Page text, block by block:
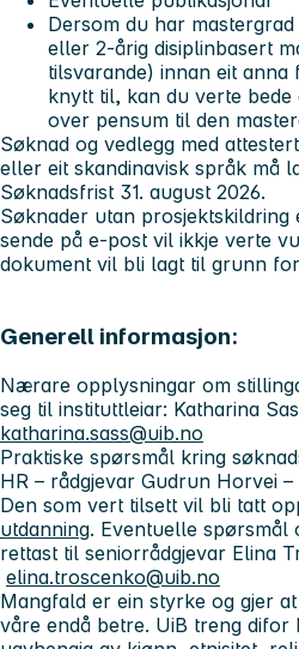
Dersom du har
eller 2-årig disiplinbasert
tilsvarande) innan eit
knytt til, kan du verte
over pensum til den
Søknad og vedlegg med
eller eit skandinavisk språk må
Søknadsfrist 31. august 2026.
Søknader utan
sende på e-post vil ikkje verte
dokument vil bli lagt til grunn
Generell informasjon:
Nærare opplysningar om
seg til instituttleiar: Katharina
katharina.sass@uib.no
Praktiske spørsmål kring
HR – rådgjevar Gudrun Horvei –
Den som vert tilsett vil bli tatt
utdanning. Eventuelle spørsmål
rettast til seniorrådgjevar Elina
elina.troscenko@uib.no
Mangfald er ein styrke og gjer
våre endå betre. UiB treng difor